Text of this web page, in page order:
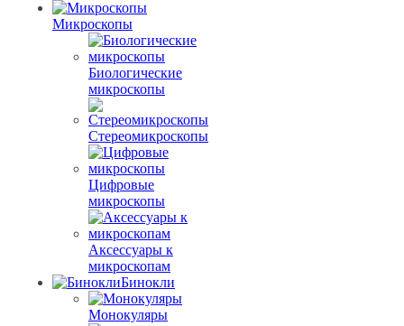
Микроскопы
Биологические
микроскопы
Стереомикроскопы
Цифровые
микроскопы
Аксессуары к
микроскопам
Бинокли
Монокуляры